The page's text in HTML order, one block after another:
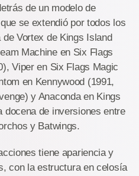
de un modelo de
se extendió por todos los
Vortex de Kings Island
Machine en Six Flags
Viper en Six Flags Magic
en Kennywood (1991,
y Anaconda en Kings
docena de inversiones entre
y Batwings.
tiene apariencia y
con la estructura en celosía